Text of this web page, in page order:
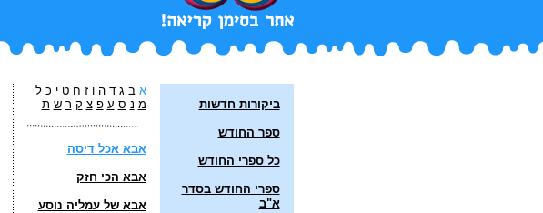
ביקורות חדשות
ספר החודש
כל ספרי החודש
ספרי החודש בסדר
א"ב
א ב ג ד ה ו ז ח ט י כ ל
מ נ ס ע פ צ ק ר ש ת
אבא אכל דיסה
אבא הכי חזק
אבא של עמליה נוסע